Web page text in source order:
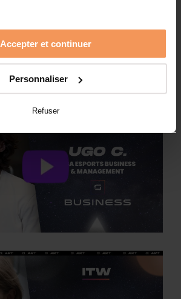
Accepter et continuer
Personnaliser
Refuser